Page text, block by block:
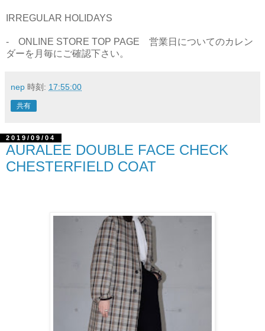
IRREGULAR HOLIDAYS
- ONLINE STORE TOP PAGE 営業日についてのカレン
ダーを月毎にご確認下さい。
nep 時刻: 17:55:00
共有
2019/09/04
AURALEE DOUBLE FACE CHECK
CHESTERFIELD COAT